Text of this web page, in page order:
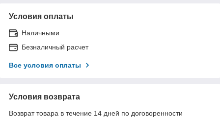
Условия оплаты
Наличными
Безналичный расчет
Все условия оплаты
Условия возврата
Возврат товара в течение 14 дней по договоренности